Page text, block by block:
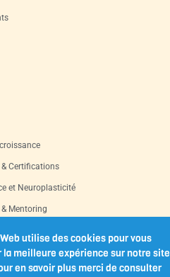
Certifications
et Neuroplasticité
Mentoring
imprimables
utilise des cookies pour vous
la meilleure expérience sur notre site
en savoir plus merci de consulter